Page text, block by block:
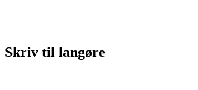
Skriv til langøre